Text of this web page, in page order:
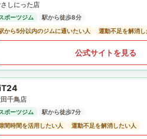
しにった店
ポーツジム
駅から徒歩8分
から5分以内のジムに通いたい人
運動不足を解消し
公式サイトを見る
千鳥店
ポーツジム
駅から徒歩7分
間時間を活用したい人
運動不足を解消したい人